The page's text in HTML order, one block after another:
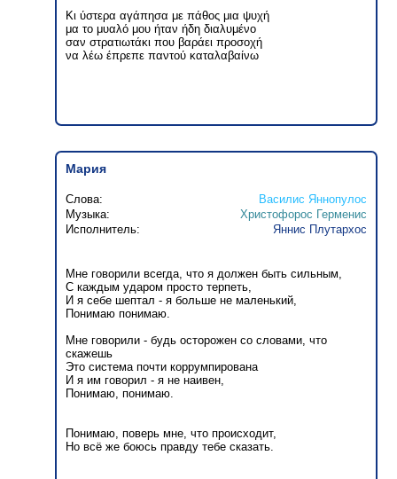
Κι ύστερα αγάπησα με πάθος μια ψυχή
μα το μυαλό μου ήταν ήδη διαλυμένο
σαν στρατιωτάκι που βαράει προσοχή
να λέω έπρεπε παντού καταλαβαίνω
Мария
Слова:
Василис Яннопулос
Музыка:
Христофорос Герменис
Исполнитель:
Яннис Плутархос
Мне говорили всегда, что я должен быть сильным,
C каждым ударом просто терпеть,
И я себе шептал - я больше не маленький,
Понимаю понимаю.
Мне говорили - будь осторожен со словами, что
скажешь
Это система почти коррумпирована
И я им говорил - я не наивен,
Понимаю, понимаю.
Понимаю, поверь мне, что происходит,
Но всё же боюсь правду тебе сказать.